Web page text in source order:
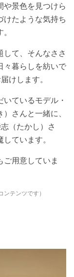
や景色を見つけら
けたような気持ち
して、そんなささ
々暮らしを紡いで
けします。
ているモデル・
さんと一緒に、
（たかし）さ
ています。
用意していま
テンツです）